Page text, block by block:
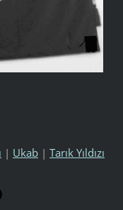
| Ukab | Tarık Yıldızı